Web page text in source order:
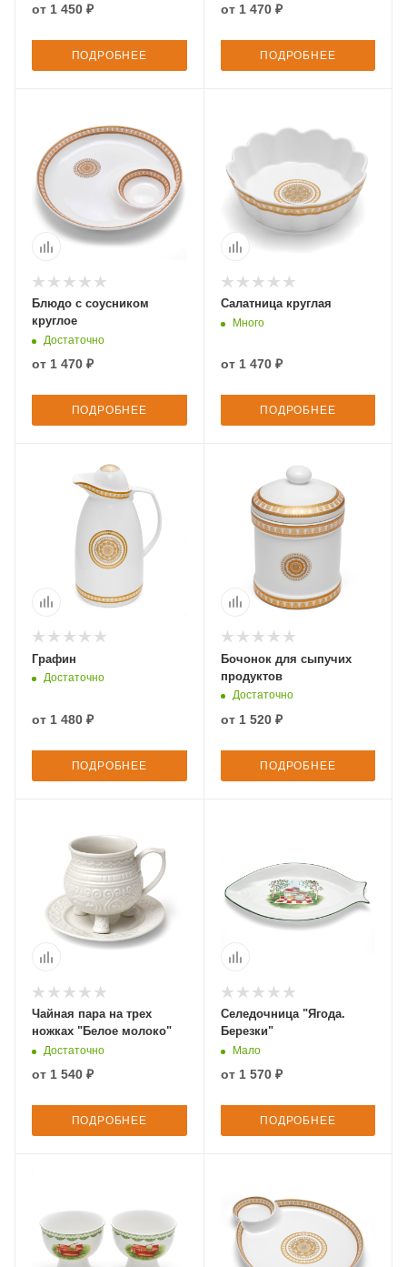
от 1 450 ₽
ПОДРОБНЕЕ
от 1 470 ₽
ПОДРОБНЕЕ
Блюдо с соусником
круглое
Достаточно
от 1 470 ₽
ПОДРОБНЕЕ
Салатница круглая
Много
от 1 470 ₽
ПОДРОБНЕЕ
Графин
Достаточно
от 1 480 ₽
ПОДРОБНЕЕ
Бочонок для сыпучих
продуктов
Достаточно
от 1 520 ₽
ПОДРОБНЕЕ
Чайная пара на трех
ножках "Белое молоко"
Достаточно
от 1 540 ₽
ПОДРОБНЕЕ
Селедочница "Ягода.
Березки"
Мало
от 1 570 ₽
ПОДРОБНЕЕ